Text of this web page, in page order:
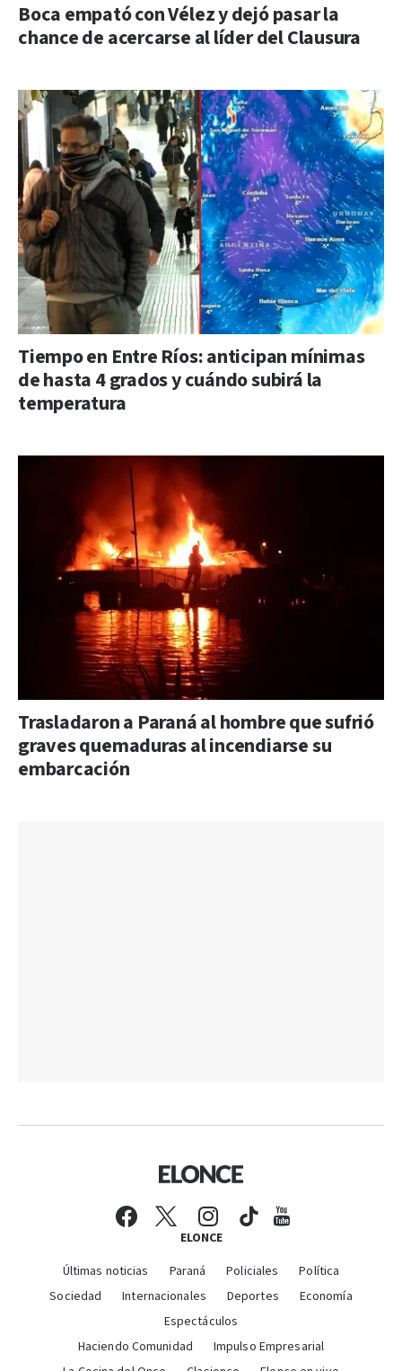
Boca empató con Vélez y dejó pasar la
chance de acercarse al líder del Clausura
Tiempo en Entre Ríos: anticipan mínimas
de hasta 4 grados y cuándo subirá la
temperatura
Trasladaron a Paraná al hombre que sufrió
graves quemaduras al incendiarse su
embarcación
ELONCE
Últimas noticias Paraná Policiales
Política
Sociedad
Internacionales Deportes
Economía
Espectáculos
Haciendo Comunidad
Impulso Empresarial